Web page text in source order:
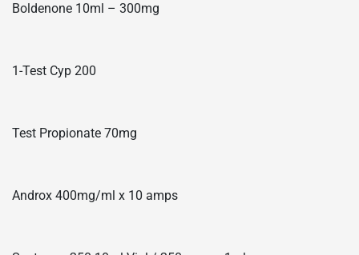
Boldenone 10ml – 300mg
1-Test Cyp 200
Test Propionate 70mg
Androx 400mg/ml x 10 amps